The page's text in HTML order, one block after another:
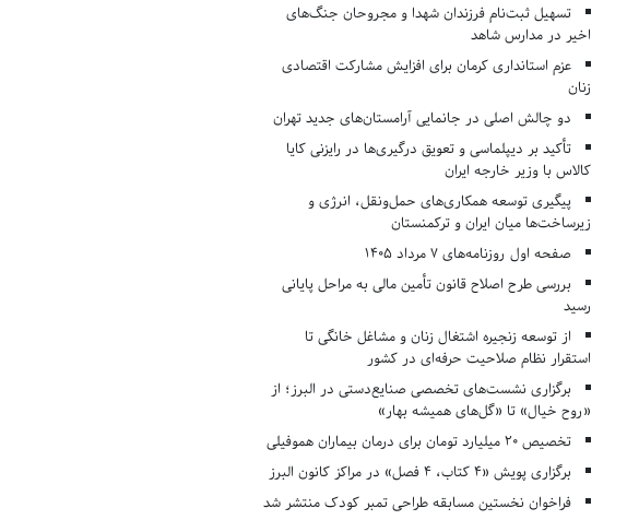
تسهیل ثبت‌نام فرزندان شهدا و مجروحان جنگ‌های
اخیر در مدارس شاهد
عزم استانداری کرمان برای افزایش مشارکت اقتصادی
زنان
دو چالش اصلی در جانمایی آرامستان‌های جدید تهران
تأکید بر دیپلماسی و تعویق درگیری‌ها در رایزنی کایا
کالاس با وزیر خارجه ایران
پیگیری توسعه همکاری‌های حمل‌ونقل، انرژی و
زیرساخت‌ها میان ایران و ترکمنستان
صفحه اول روزنامه‌های 7 مرداد 1405
بررسی طرح اصلاح قانون تأمین مالی به مراحل پایانی
رسید
از توسعه زنجیره اشتغال زنان و مشاغل خانگی تا
استقرار نظام صلاحیت حرفه‌ای در کشور
برگزاری نشست‌های تخصصی صنایع‌دستی در البرز؛ از
«روح خیال» تا «گل‌های همیشه بهار»
تخصیص ۲۰ میلیارد تومان برای درمان بیماران هموفیلی
برگزاری پویش «۴ کتاب، ۴ فصل» در مراکز کانون البرز
فراخوان نخستین مسابقه طراحی تمبر کودک منتشر شد